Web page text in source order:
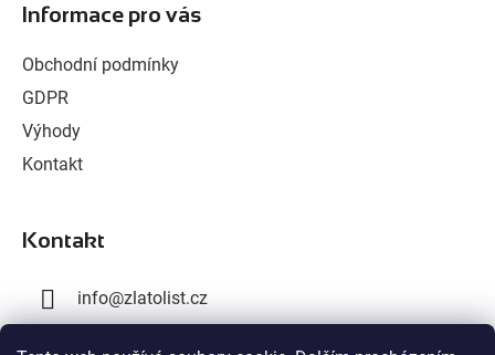
Informace pro vás
Obchodní podmínky
GDPR
Výhody
Kontakt
Kontakt
info@zlatolist.cz
+420 777 300 576